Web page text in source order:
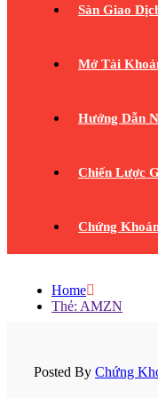
Sàn Giao
Mở Tài
Hướng Dẫn
Chiến Lược
Chứng
Home
Thẻ: AMZN
Posted By Chứng